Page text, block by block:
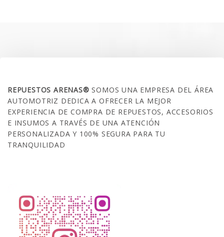
REPUESTOS ARENAS®SOMOS UNA EMPRESA DEL ÁREA
AUTOMOTRIZ DEDICA A OFRECER LA MEJOR
EXPERIENCIA DE COMPRA DE REPUESTOS, ACCESORIOS
E INSUMOS A TRAVÉS DE UNA ATENCIÓN
PERSONALIZADA Y 100% SEGURA PARA TU
TRANQUILIDAD